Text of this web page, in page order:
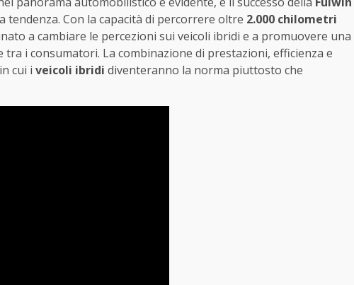
tendenza. Con la capacità di percorrere oltre 2.000 chilometri
a cambiare le percezioni sui veicoli ibridi e a promuovere una
i consumatori. La combinazione di prestazioni, efficienza e
cui i veicoli ibridi diventeranno la norma piuttosto che